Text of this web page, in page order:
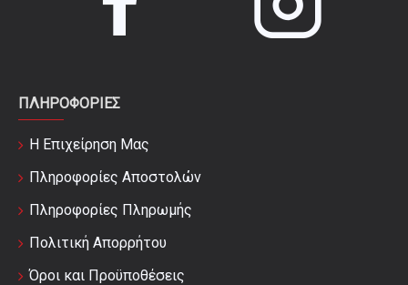
ΠΛΗΡΟΦΟΡΊΕΣ
Η Επιχείρηση Μας
Πληροφορίες Αποστολών
Πληροφορίες Πληρωμής
Πολιτική Απορρήτου
Όροι και Προϋποθέσεις